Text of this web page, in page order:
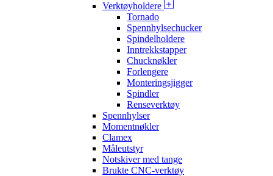
Verktøyholdere
Tornado
Spennhylsechucker
Spindelholdere
Inntrekkstapper
Chucknøkler
Forlengere
Monteringsjigger
Spindler
Renseverktøy
Spennhylser
Momentnøkler
Clamex
Måleutstyr
Notskiver med tange
Brukte CNC-verktøy